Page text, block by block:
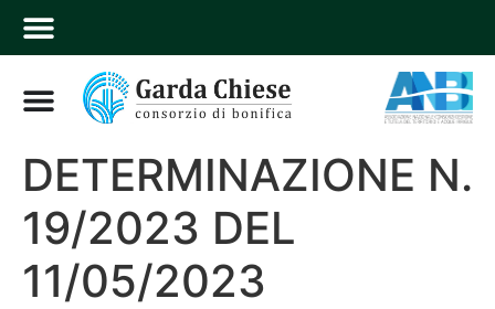
DETERMINAZIONE N.
19/2023 DEL
11/05/2023